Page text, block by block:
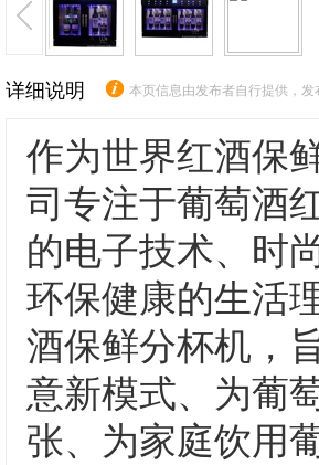
详细说明 本页信息由发布者自行提供，
作为世界红酒保
司专注于葡萄酒
的电子技术、时
环保健康的生活
酒保鲜分杯机，
意新模式、为葡
张、为家庭饮用